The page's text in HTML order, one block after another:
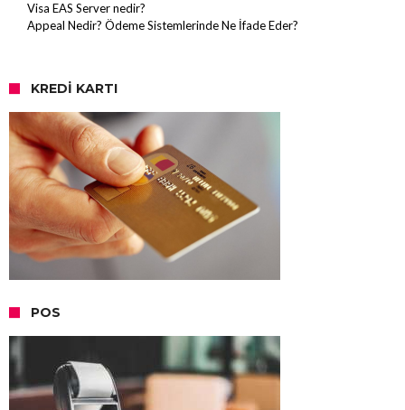
Visa EAS Server nedir?
Appeal Nedir? Ödeme Sistemlerinde Ne İfade Eder?
KREDI KARTI
POS